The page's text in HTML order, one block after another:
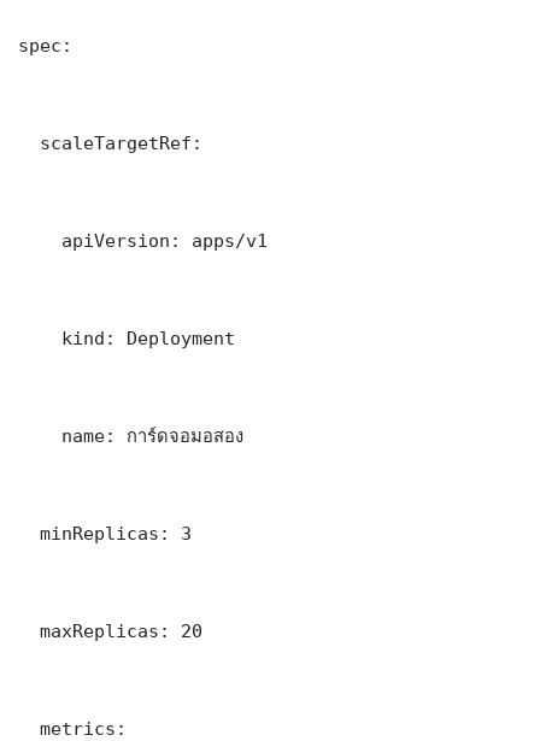
spec:
  scaleTargetRef:
    apiVersion: apps/v1
    kind: Deployment
    name: การ์ดจอมอสอง
  minReplicas: 3
  maxReplicas: 20
  metrics: